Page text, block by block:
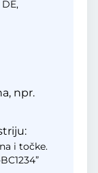
npr.
i točke.